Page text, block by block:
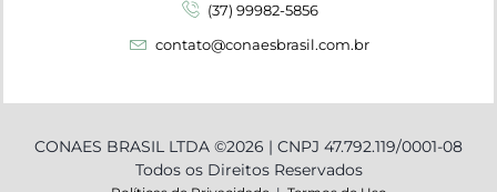
(37) 99982-5856
contato@conaesbrasil.com.br
CONAES BRASIL LTDA ©2026 | CNPJ 47.792.119/0001-08
Todos os Direitos Reservados